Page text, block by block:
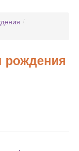
/
рождения